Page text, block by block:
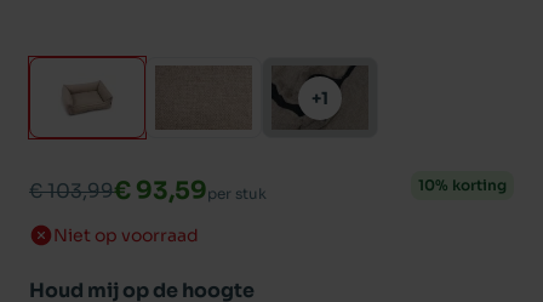
+1
€ 103,99€ 93,59per stuk 10% korting
Niet op voorraad
Houd mij op de hoogte